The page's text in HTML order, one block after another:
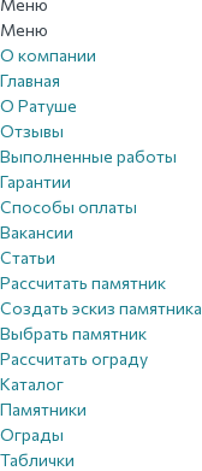
Меню
Меню
О компании
Главная
О Ратуше
Отзывы
Выполненные работы
Гарантии
Способы оплаты
Вакансии
Статьи
Рассчитать памятник
Создать эскиз памятника
Выбрать памятник
Рассчитать ограду
Каталог
Памятники
Ограды
Таблички